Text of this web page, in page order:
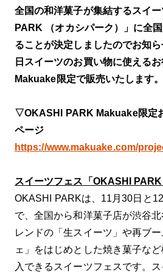
全国の和洋菓子が集結するスイ
PARK （オカシパーク）」に全
ることが決定しましたのでお知
日スイーツのお買い物に使える
Makuake限定で販売いたします。
▽OKASHI PARK Makuake限定
ページ
https://www.makuake.com/
スイーツフェス「OKASHI
OKASHI PARKは、11月30日と
で、全国から和洋菓子店が渋谷
レンドの「生スイーツ」や再ブ
ェ」をはじめとした焼き菓子な
入できるスイーツフェスです。